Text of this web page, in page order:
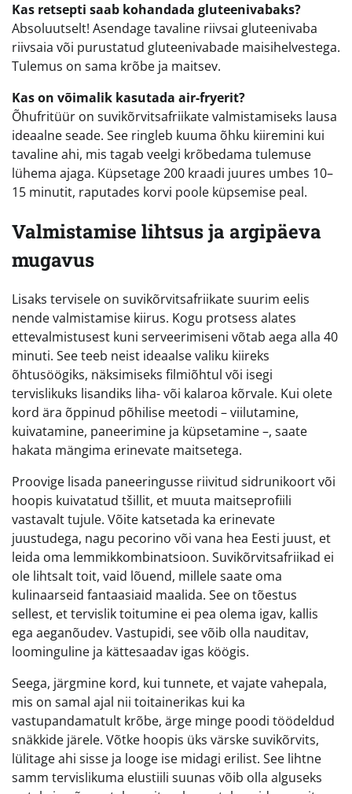
Kas retsepti saab kohandada gluteenivabaks?
Absoluutselt! Asendage tavaline riivsai gluteenivaba
riivsaia või purustatud gluteenivabade maisihelvestega.
Tulemus on sama krõbe ja maitsev.
Kas on võimalik kasutada air-fryerit?
Õhufritüür on suvikõrvitsafriikate valmistamiseks lausa
ideaalne seade. See ringleb kuuma õhku kiiremini kui
tavaline ahi, mis tagab veelgi krõbedama tulemuse
lühema ajaga. Küpsetage 200 kraadi juures umbes 10–
15 minutit, raputades korvi poole küpsemise peal.
Valmistamise lihtsus ja argipäeva
mugavus
Lisaks tervisele on suvikõrvitsafriikate suurim eelis
nende valmistamise kiirus. Kogu protsess alates
ettevalmistusest kuni serveerimiseni võtab aega alla 40
minuti. See teeb neist ideaalse valiku kiireks
õhtusöögiks, näksimiseks filmiõhtul või isegi
tervislikuks lisandiks liha- või kalaroa kõrvale. Kui olete
kord ära õppinud põhilise meetodi – viilutamine,
kuivatamine, paneerimine ja küpsetamine –, saate
hakata mängima erinevate maitsetega.
Proovige lisada paneeringusse riivitud sidrunikoort või
hoopis kuivatatud tšillit, et muuta maitseprofiili
vastavalt tujule. Võite katsetada ka erinevate
juustudega, nagu pecorino või vana hea Eesti juust, et
leida oma lemmikkombinatsioon. Suvikõrvitsafriikad ei
ole lihtsalt toit, vaid lõuend, millele saate oma
kulinaarseid fantaasiaid maalida. See on tõestus
sellest, et tervislik toitumine ei pea olema igav, kallis
ega aeganõudev. Vastupidi, see võib olla nauditav,
loominguline ja kättesaadav igas köögis.
Seega, järgmine kord, kui tunnete, et vajate vahepala,
mis on samal ajal nii toitainerikas kui ka
vastupandamatult krõbe, ärge minge poodi töödeldud
snäkkide järele. Võtke hoopis üks värske suvikõrvits,
lülitage ahi sisse ja looge ise midagi erilist. See lihtne
samm tervislikuma elustiili suunas võib olla alguseks